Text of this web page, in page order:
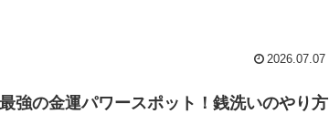
2026.07.07
強の金運パワースポット！銭洗いのやり方